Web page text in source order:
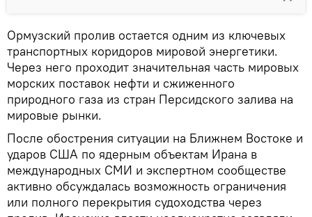
Ормузский пролив остается одним из ключевых
транспортных коридоров мировой энергетики.
Через него проходит значительная часть мировых
морских поставок нефти и сжиженного
природного газа из стран Персидского залива на
мировые рынки.
После обострения ситуации на Ближнем Востоке и
ударов США по ядерным объектам Ирана в
международных СМИ и экспертном сообществе
активно обсуждалась возможность ограничения
или полного перекрытия судоходства через